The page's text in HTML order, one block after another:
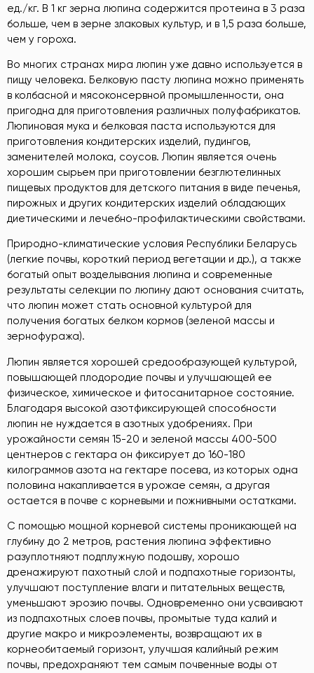
ед./кг. В 1 кг зерна люпина содержится протеина в 3 раза
больше, чем в зерне злаковых культур, и в 1,5 раза больше,
чем у гороха.
Во многих странах мира люпин уже давно используется в
пищу человека. Белковую пасту люпина можно применять
в колбасной и мясоконсервной промышленности, она
пригодна для приготовления различных полуфабрикатов.
Люпиновая мука и белковая паста используются для
приготовления кондитерских изделий, пудингов,
заменителей молока, соусов. Люпин является очень
хорошим сырьем при приготовлении безглютелинных
пищевых продуктов для детского питания в виде печенья,
пирожных и других кондитерских изделий обладающих
диетическими и лечебно-профилактическими свойствами.
Природно-климатические условия Республики Беларусь
(легкие почвы, короткий период вегетации и др.), а также
богатый опыт возделывания люпина и современные
результаты селекции по люпину дают основания считать,
что люпин может стать основной культурой для
получения богатых белком кормов (зеленой массы и
зернофуража).
Люпин является хорошей средообразующей культурой,
повышающей плодородие почвы и улучшающей ее
физическое, химическое и фитосанитарное состояние.
Благодаря высокой азотфиксирующей способности
люпин не нуждается в азотных удобрениях. При
урожайности семян 15-20 и зеленой массы 400-500
центнеров с гектара он фиксирует до 160-180
килограммов азота на гектаре посева, из которых одна
половина накапливается в урожае семян, а другая
остается в почве с корневыми и пожнивными остатками.
С помощью мощной корневой системы проникающей на
глубину до 2 метров, растения люпина эффективно
разуплотняют подплужную подошву, хорошо
дренажируют пахотный слой и подпахотные горизонты,
улучшают поступление влаги и питательных веществ,
уменьшают эрозию почвы. Одновременно они усваивают
из подпахотных слоев почвы, промытые туда калий и
другие макро и микроэлементы, возвращают их в
корнеобитаемый горизонт, улучшая калийный режим
почвы, предохраняют тем самым почвенные воды от